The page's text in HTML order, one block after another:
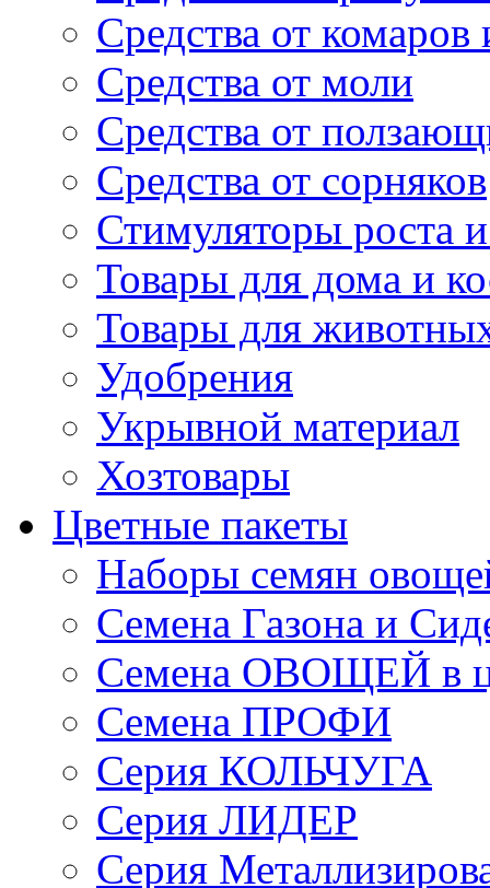
Средства от
Средства от моли
Средства от
Средства от сорняков
Стимуляторы роста и
Товары для дома и
Товары для
Удобрения
Укрывной материал
Хозтовары
Цветные пакеты
Наборы семян
Семена Газона и
Семена ОВОЩЕЙ в
Семена ПРОФИ
Серия КОЛЬЧУГА
Серия ЛИДЕР
Серия